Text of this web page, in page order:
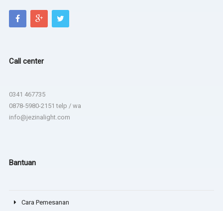
Call center
0341 467735
0878-5980-2151 telp / wa
info@jezinalight.com
Bantuan
Cara Pemesanan